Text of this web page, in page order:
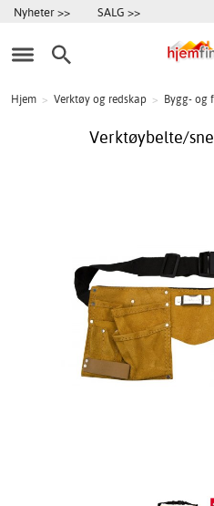
Nyheter >> SALG >>
Hjem > Verktøy og redskap > Bygg- og
Verktøybelte/